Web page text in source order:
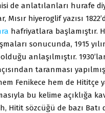
de anlatılanları hurafe
Mısır hiyeroglif yazısı
hafriyatlara başlamıştır.
sonucunda, 1915
anlaşılmıştır.
taranması
Fenikece hem de Hititçe
bu kelime açıklığa
Hitit sözcüğü de bazı Batı